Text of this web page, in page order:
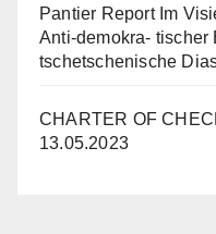
Pantier Report Im
Anti-demokra- tischer
tschetschenische
CHARTER OF
13.05.2023